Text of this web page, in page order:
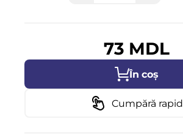
73 MDL
În coș
Cumpără rapid